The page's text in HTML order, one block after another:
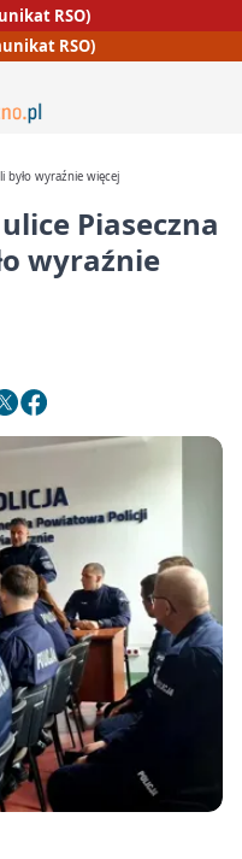
RSO)
RSO)
było wyraźnie więcej
Piaseczna
wyraźnie